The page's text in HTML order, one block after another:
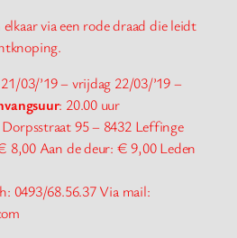
via een rode draad die leidt
03/’19 – vrijdag 22/03/’19 –
: 20.00 uur
95 – 8432 Leffinge
8,00 Aan de deur: € 9,00 Leden
0493/68.56.37 Via mail: